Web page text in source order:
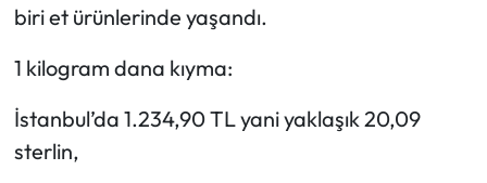
biri et ürünlerinde yaşandı.
1 kilogram dana kıyma:
İstanbul’da 1.234,90 TL yani yaklaşık 20,09
sterlin,